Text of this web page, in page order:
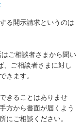
る開示請求というのは
ご相談者さまから聞い
、ご相談者さまに対し
きます。
きることはありませ
方から書面が届くよう
にご相談ください。